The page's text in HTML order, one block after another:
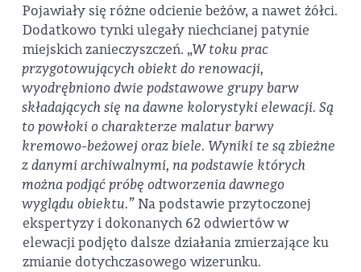
Pojawiały się różne odcienie beżów, a nawet żółci.
Dodatkowo tynki ulegały niechcianej patynie
miejskich zanieczyszczeń. „W toku prac
przygotowujących obiekt do renowacji,
wyodrębniono dwie podstawowe grupy barw
składających się na dawne kolorystyki elewacji. Są
to powłoki o charakterze malatur barwy
kremowo-beżowej oraz biele. Wyniki te są zbieżne
z danymi archiwalnymi, na podstawie których
można podjąć próbę odtworzenia dawnego
wyglądu obiektu.” Na podstawie przytoczonej
ekspertyzy i dokonanych 62 odwiertów w
elewacji podjęto dalsze działania zmierzające ku
zmianie dotychczasowego wizerunku.